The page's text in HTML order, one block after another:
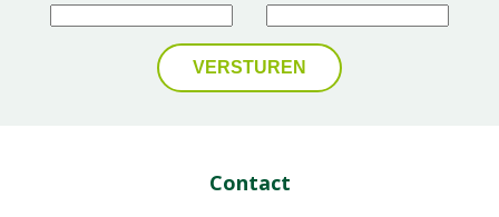
Contact